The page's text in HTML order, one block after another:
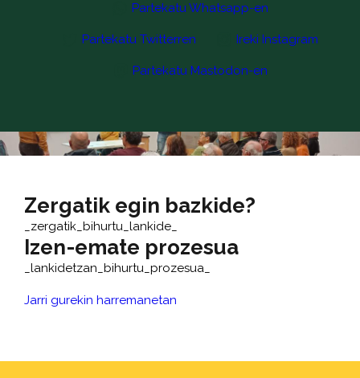
Partekatu Whatsapp-en
Partekatu Twitterren Ireki Instagram
Partekatu Mastodon-en
Zergatik egin bazkide?
_zergatik_bihurtu_lankide_
Izen-emate prozesua
_lankidetzan_bihurtu_prozesua_
Jarri gurekin harremanetan